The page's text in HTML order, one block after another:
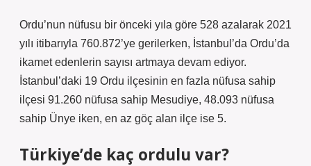
Ordu’nun nüfusu bir önceki yıla göre 528 azalarak 2021
yılı itibarıyla 760.872’ye gerilerken, İstanbul’da Ordu’da
ikamet edenlerin sayısı artmaya devam ediyor.
İstanbul’daki 19 Ordu ilçesinin en fazla nüfusa sahip
ilçesi 91.260 nüfusa sahip Mesudiye, 48.093 nüfusa
sahip Ünye iken, en az göç alan ilçe ise 5.
Türkiye’de kaç ordulu var?